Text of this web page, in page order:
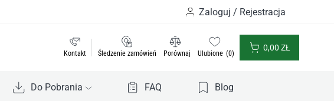
Zaloguj / Rejestracja
Kontakt Śledzenie zamówień Porównaj Ulubione 0
0,00 ZŁ
Do Pobrania FAQ Blog